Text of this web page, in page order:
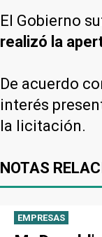
El Gobierno
realizó la
De acuerdo
interés
la licitación.
NOTAS
EMPRESAS